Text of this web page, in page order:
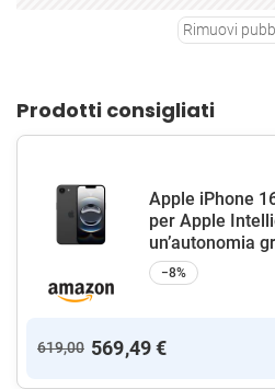
Rimuovi
Prodotti consigliati
Apple iPhone
per Apple
un’autonomia
−8%
619,00 569,49 €